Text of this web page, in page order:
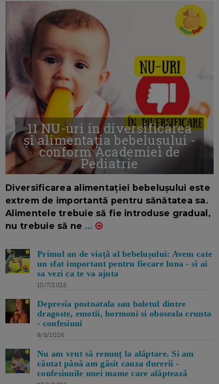
11 NU-uri in diversificarea
și alimentația bebelușului -
conform Academiei de
Pediatrie
Diversificarea alimentației bebelușului este
extrem de importantă pentru sănătatea sa.
Alimentele trebuie să fie introduse gradual,
nu trebuie să ne ...
Primul an de viață al bebelușului: Avem cate
un sfat important pentru fiecare luna - si ai
sa vezi ca te va ajuta
10/7/2026
Depresia postnatala sau baletul dintre
dragoste, emotii, hormoni si oboseala crunta
- confesiuni
9/6/2026
Nu am vrut să renunț la alăptare. Si am
căutat până am găsit cauza durerii -
confesiunile unei mame care alăptează